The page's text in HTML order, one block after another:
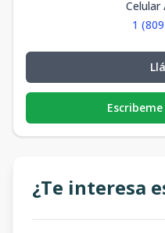
Celular
1
¿Te interesa